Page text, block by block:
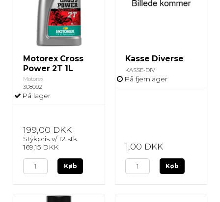
Motorex Cross
Power 2T 1L
Motorex
308092
På lager
199,00 DKK
Stykpris v/ 12 stk.
169,15 DKK
Køb
Kasse Diverse
KASSE-DIV
På fjernlager
1,00 DKK
Køb